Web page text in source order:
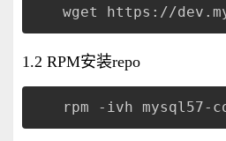
wget https://
1.2 RPM安装repo
rpm -ivh mysql57-